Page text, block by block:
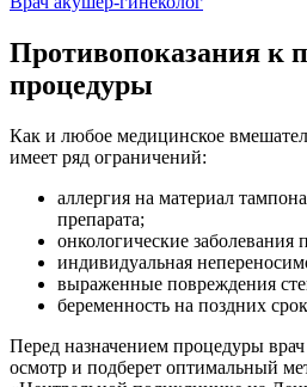
Противопоказания к
процедуры
Как и любое медицинское
имеет ряд ограничений:
аллергия на материал
препарата;
онкологические заболевания
индивидуальная
выраженные повреждения
беременность на поздних
Перед назначением процедуры врач
осмотр и подберет оптимальный